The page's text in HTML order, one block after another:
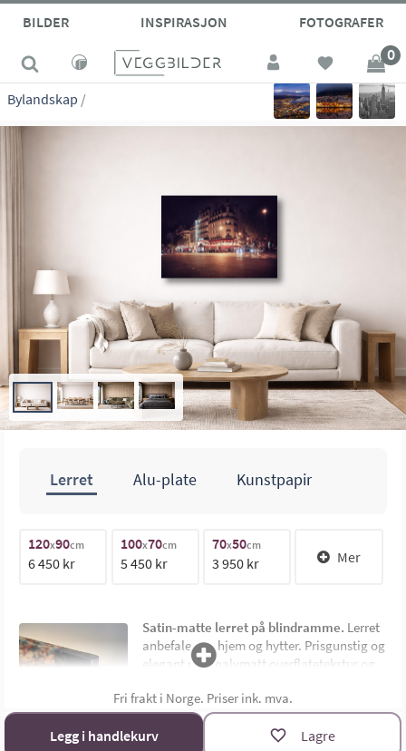
BILDER INSPIRASJON FOTOGRAFER
0
Bylandskap /
Lerret Alu-plate Kunstpapir
120x90cm
6 450 kr
100x70cm
5 450 kr
70x50cm
3 950 kr Mer
Satin-matte lerret på blindramme. Lerret
anbefales for hjem og hytter. Prisgunstig og
elegant med halvmatt overflatetekstur og
limtre blindramme. Bildemål oppgis som
bredde x høyde i cm.Materialoversikt
Størrelsekalkulator
Fri frakt i Norge. Priser ink. mva.
Legg i handlekurv Lagre